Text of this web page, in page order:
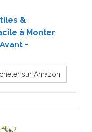
&
à Monter
-
sur Amazon